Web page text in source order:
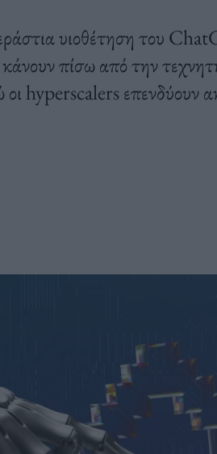
υιοθέτηση του
κάνουν πίσω από την
hyperscalers επενδύουν